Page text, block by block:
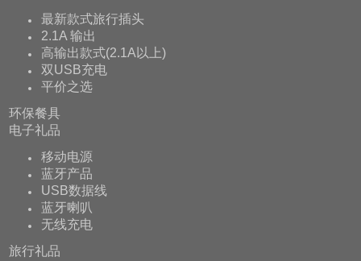
最新款式旅行插头
2.1A 输出
高输出款式(2.1A以上)
双USB充电
平价之选
环保餐具
电子礼品
移动电源
蓝牙产品
USB数据线
蓝牙喇叭
无线充电
旅行礼品